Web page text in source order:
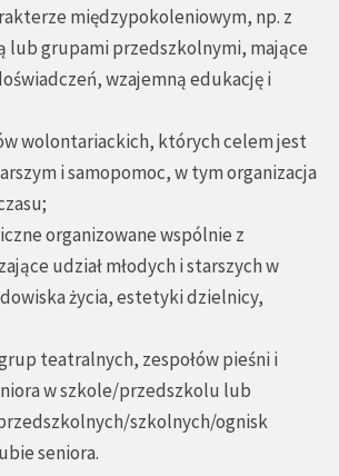
międzypokoleniowym, np. z
lub grupami przedszkolnymi, mające
wzajemną edukację i
wolontariackich, których celem jest
i samopomoc, w tym organizacja
organizowane wspólnie z
udział młodych i starszych w
życia, estetyki dzielnicy,
teatralnych, zespołów pieśni i
w szkole/przedszkolu lub
szkolnych/ognisk
seniora.